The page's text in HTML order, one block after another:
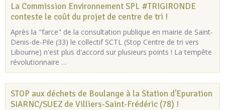
La Commission Environnement SPL #TRIGIRONDE
conteste le coût du projet de centre de tri !
Après la "farce" de la consultation publique en mairie de Saint-
Denis-de-Pile (33) le collectif SCTL (Stop Centre de tri vers
Libourne) n'est plus d'accord sur plusieurs points ! La tempête
révolutionnaire …
STOP aux déchets de Boulange à la Station d'Epuration
SIARNC/SUEZ de Villiers-Saint-Frédéric (78) !